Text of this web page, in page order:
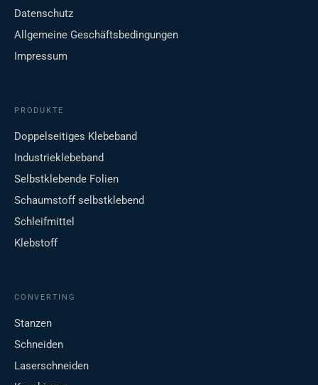
Datenschutz
Allgemeine Geschäftsbedingungen
Impressum
PRODUKTE
Doppelseitiges Klebeband
Industrieklebeband
Selbstklebende Folien
Schaumstoff selbstklebend
Schleifmittel
Klebstoff
CONVERTING
Stanzen
Schneiden
Laserschneiden